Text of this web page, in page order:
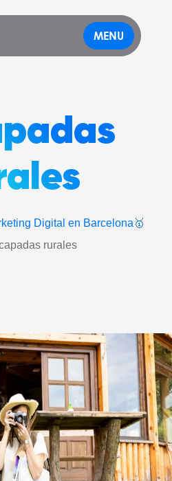
MENU
Digital en Barcelona🥇
rurales